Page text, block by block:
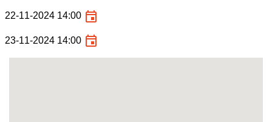
22-11-2024 14:00
23-11-2024 14:00